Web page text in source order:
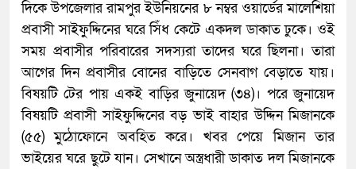
দিকে উপজেলার রামপুর ইউনিয়নের ৮ নম্বর ওয়ার্ডের মালেশিয়া
প্রবাসী সাইফুদ্দিনের ঘরে সিঁধ কেটে একদল ডাকাত ঢুকে। ওই
সময় প্রবাসীর পরিবারের সদস্যরা তাদের ঘরে ছিলনা। তারা
আগের দিন প্রবাসীর বোনের বাড়িতে সেনবাগ বেড়াতে যায়।
বিষয়টি টের পায় একই বাড়ির জুনায়েদ (৩৪)। পরে জুনায়েদ
বিষয়টি প্রবাসী সাইফুদ্দিনের বড় ভাই বাহার উদ্দিন মিজানকে
(৫৫) মুঠোফোনে অবহিত করে। খবর পেয়ে মিজান তার
ভাইয়ের ঘরে ছুটে যান। সেখানে অস্ত্রধারী ডাকাত দল মিজানকে